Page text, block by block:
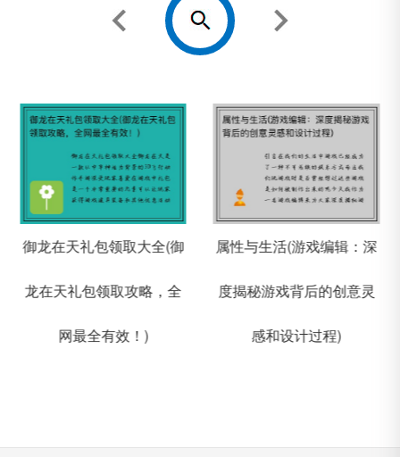
御龙在天礼包领取大全(御
龙在天礼包领取攻略，全
网最全有效！)
属性与生活(游戏编辑：深
度揭秘游戏背后的创意灵
感和设计过程)